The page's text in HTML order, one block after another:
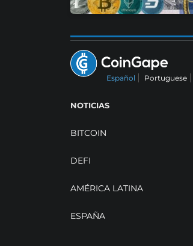
Español Portuguese
NOTICIAS
BITCOIN
DEFI
AMÉRICA LATINA
ESPAÑA